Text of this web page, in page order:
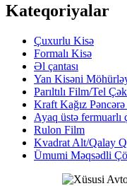
Kateqoriyalar
Çuxurlu Kisə
Formalı Kisə
Əl çantası
Yan Kisəni
Parıltılı Film/Tel
Kraft Kağız Pəncərə
Ayaq üstə fermuarlı
Rulon Film
Kvadrat Alt/Qalay
Ümumi Məqsədli